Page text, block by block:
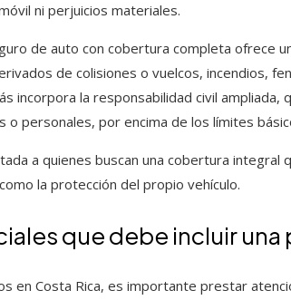
ni perjuicios materiales.
de auto con cobertura completa ofrece
de colisiones o vuelcos, incendios,
incorpora la responsabilidad civil ampliada,
o personales, por encima de los límites
a quienes buscan una cobertura integral
la protección del propio vehículo.
que debe incluir una
en Costa Rica, es importante prestar